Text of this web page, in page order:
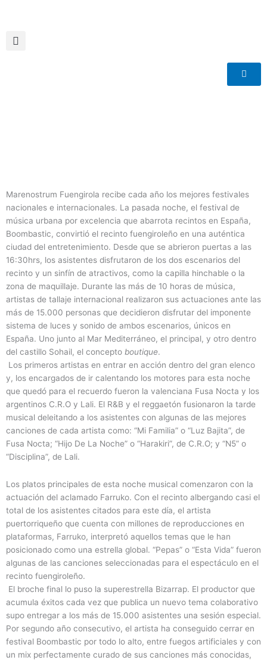
Marenostrum Fuengirola recibe cada año los mejores festivales
nacionales e internacionales. La pasada noche, el festival de
música urbana por excelencia que abarrota recintos en España,
Boombastic, convirtió el recinto fuengiroleño en una auténtica
ciudad del entretenimiento. Desde que se abrieron puertas a las
16:30hrs, los asistentes disfrutaron de los dos escenarios del
recinto y un sinfín de atractivos, como la capilla hinchable o la
zona de maquillaje. Durante las más de 10 horas de música,
artistas de tallaje internacional realizaron sus actuaciones ante las
más de 15.000 personas que decidieron disfrutar del imponente
sistema de luces y sonido de ambos escenarios, únicos en
España. Uno junto al Mar Mediterráneo, el principal, y otro dentro
del castillo Sohail, el concepto boutique.
Los primeros artistas en entrar en acción dentro del gran elenco
y, los encargados de ir calentando los motores para esta noche
que quedó para el recuerdo fueron la valenciana Fusa Nocta y los
argentinos C.R.O y Lali. El R&B y el reggaetón fusionaron la tarde
musical deleitando a los asistentes con algunas de las mejores
canciones de cada artista como: “Mi Familia” o “Luz Bajita”, de
Fusa Nocta; “Hijo De La Noche” o “Harakiri”, de C.R.O; y “N5” o
“Disciplina”, de Lali.
Los platos principales de esta noche musical comenzaron con la
actuación del aclamado Farruko. Con el recinto albergando casi el
total de los asistentes citados para este día, el artista
puertorriqueño que cuenta con millones de reproducciones en
plataformas, Farruko, interpretó aquellos temas que le han
posicionado como una estrella global. “Pepas” o “Esta Vida” fueron
algunas de las canciones seleccionadas para el espectáculo en el
recinto fuengiroleño.
El broche final lo puso la superestrella Bizarrap. El productor que
acumula éxitos cada vez que publica un nuevo tema colaborativo
supo entregar a los más de 15.000 asistentes una sesión especial.
Por segundo año consecutivo, el artista ha conseguido cerrar en
festival Boombastic por todo lo alto, entre fuegos artificiales y con
un mix perfectamente curado de sus canciones más conocidas,